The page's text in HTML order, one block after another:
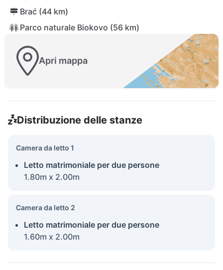
Brać (44 km)
Parco naturale Biokovo (56 km)
Apri mappa
Distribuzione delle stanze
Camera da letto 1
Letto matrimoniale per due persone
1.80m x 2.00m
Camera da letto 2
Letto matrimoniale per due persone
1.60m x 2.00m